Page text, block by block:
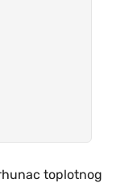
toplotnog